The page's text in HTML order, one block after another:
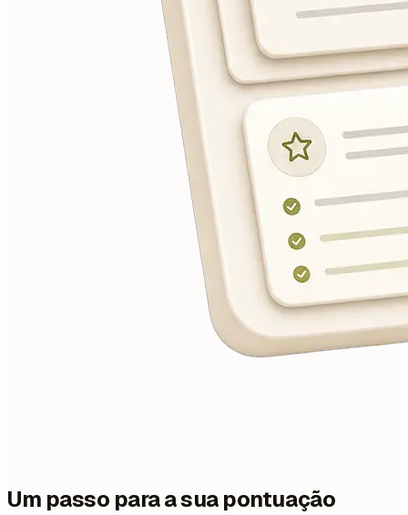
Um passo para a sua pontuação